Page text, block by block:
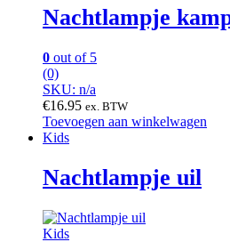
Nachtlampje
0 out of 5
(0)
SKU: n/a
€16.95 ex. BTW
Toevoegen aan winkelwagen
Kids
Nachtlampje uil
Kids